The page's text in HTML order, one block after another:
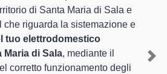
di Santa Maria di Sala e
che riguarda la sistemazione e
tuo elettrodomestico
Maria di Sala, mediante il
corretto funzionamento degli